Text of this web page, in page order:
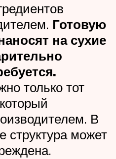
Готовую
на сухие
только тот
В
структура может